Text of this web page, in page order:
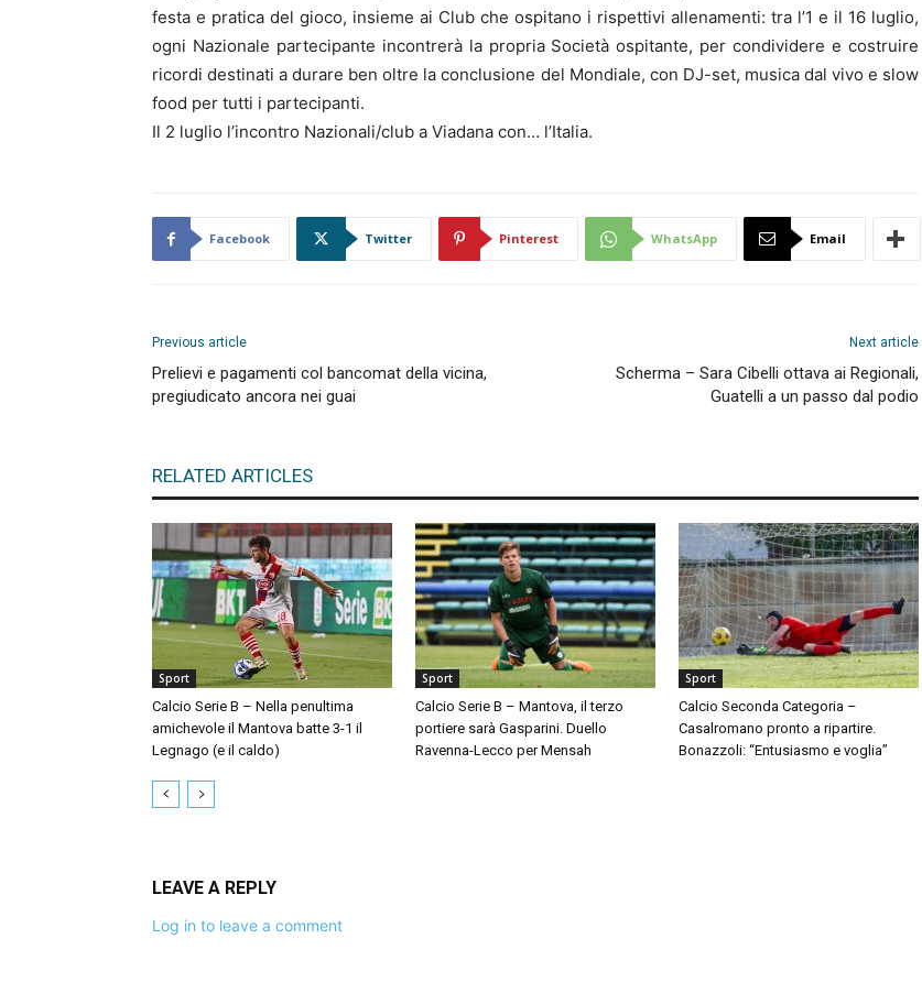
festa e pratica del gioco, insieme ai Club che ospitano i rispettivi allenamenti: tra l’1 e il 16 luglio,
ogni Nazionale partecipante incontrerà la propria Società ospitante, per condividere e costruire
ricordi destinati a durare ben oltre la conclusione del Mondiale, con DJ-set, musica dal vivo e slow
food per tutti i partecipanti.
Il 2 luglio l’incontro Nazionali/club a Viadana con… l’Italia.
Facebook Twitter Pinterest WhatsApp Email
Previous article
Prelievi e pagamenti col bancomat della vicina,
pregiudicato ancora nei guai
Next article
Scherma – Sara Cibelli ottava ai Regionali,
Guatelli a un passo dal podio
RELATED ARTICLES
Sport
Calcio Serie B – Nella penultima
amichevole il Mantova batte 3-1 il
Legnago (e il caldo)
Sport
Calcio Serie B – Mantova, il terzo
portiere sarà Gasparini. Duello
Ravenna-Lecco per Mensah
Sport
Calcio Seconda Categoria –
Casalromano pronto a ripartire.
Bonazzoli: “Entusiasmo e voglia”
LEAVE A REPLY
Log in to leave a comment